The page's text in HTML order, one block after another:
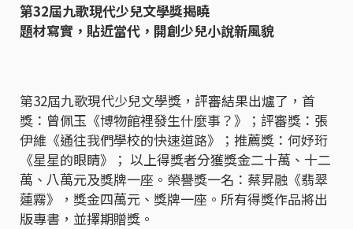
第32屆九歌現代少兒文學獎揭曉
題材寫實，貼近當代，開創少兒小說新風貌
第32屆九歌現代少兒文學獎，評審結果出爐了，首
獎：曾佩玉《博物館裡發生什麼事？》；評審獎：張
伊維《通往我們學校的快速道路》；推薦獎：何妤珩
《星星的眼睛》； 以上得獎者分獲獎金二十萬、十二
萬、八萬元及獎牌一座。榮譽獎一名：蔡昇融《翡翠
蓮霧》，獎金四萬元、獎牌一座。所有得獎作品將出
版專書，並擇期贈獎。